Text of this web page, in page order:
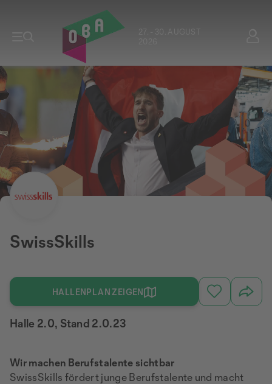
27. - 30. AUGUST
SwissSkills
HALLENPLAN ZEIGEN
Halle 2.0, Stand 2.0.23
Wir machen Berufstalente sichtbar
SwissSkills fördert junge Berufstalente und macht